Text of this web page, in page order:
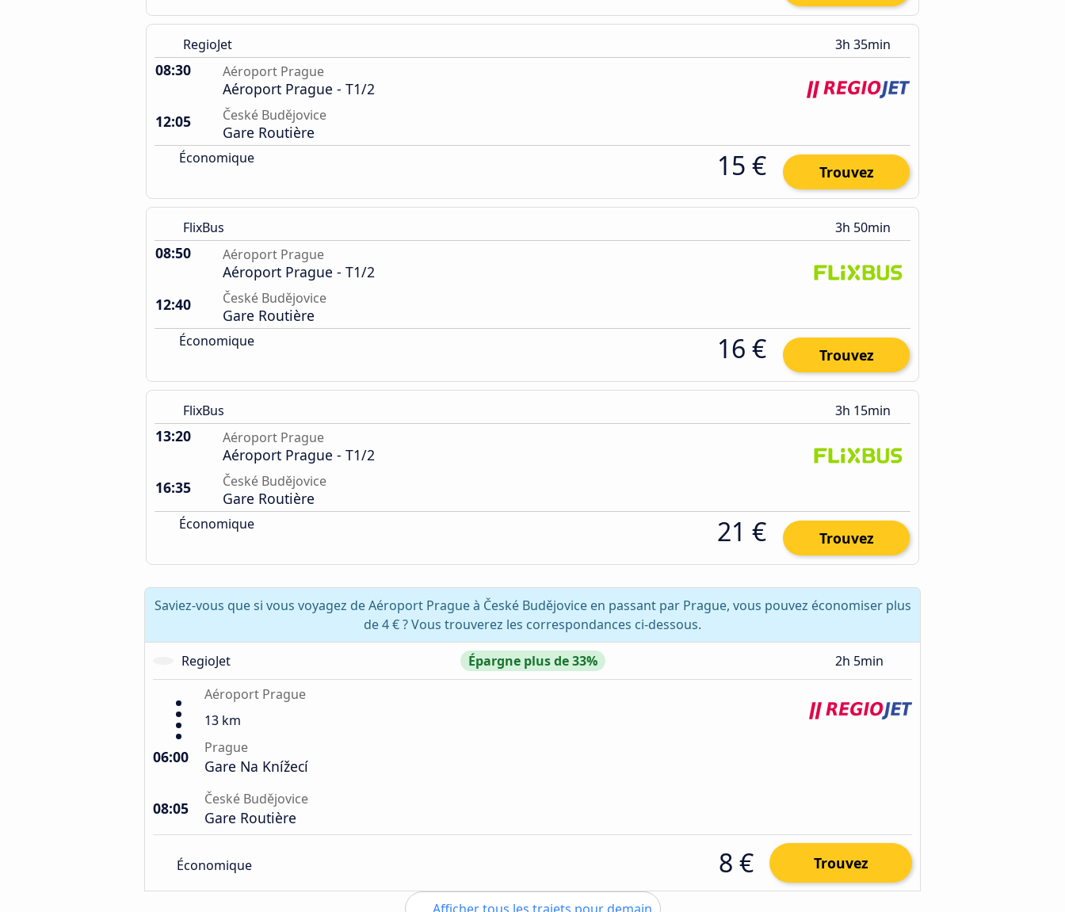
RegioJet 3h 35min
08:30 Aéroport Prague
Aéroport Prague - T1/2
12:05
České Budějovice
Gare Routière
Économique 15 € Trouvez
FlixBus 3h 50min
08:50 Aéroport Prague
Aéroport Prague - T1/2
12:40
České Budějovice
Gare Routière
Économique 16 € Trouvez
FlixBus 3h 15min
13:20 Aéroport Prague
Aéroport Prague - T1/2
16:35
České Budějovice
Gare Routière
Économique 21 € Trouvez
Saviez-vous que si vous voyagez de Aéroport Prague à České Budějovice en passant par Prague, vous pouvez économiser plus
de 4 € ? Vous trouverez les correspondances ci-dessous.
RegioJet Épargne plus de 33%
2h 5min
Aéroport Prague
13 km
06:00 Prague
Gare Na Knížecí
08:05 České Budějovice
Gare Routière
Économique 8 € Trouvez